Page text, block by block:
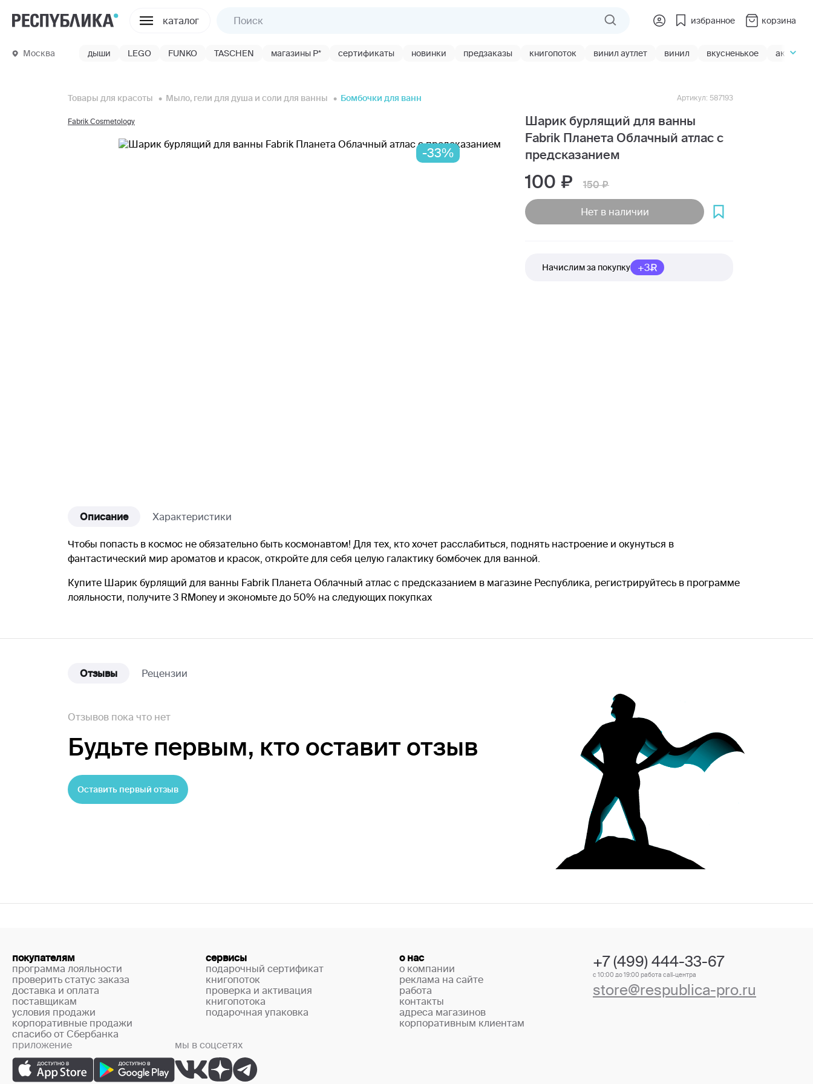
каталог избранное корзина
Москва дыши LEGO FUNKO TASCHEN магазины Р* сертификаты новинки предзаказы книгопоток винил аутлет винил вкусненькое акции
Товары для красоты Мыло, гели для душа и соли для ванны Бомбочки для ванн
-33%
Fabrik Cosmetology
Шарик бурлящий для ванны
Fabrik Планета Облачный атлас с
предсказанием
Артикул: 587193
100 150
Нет в наличии
Начислим за покупку +3
Описание Характеристики
Чтобы попасть в космос не обязательно быть космонавтом! Для тех, кто хочет расслабиться, поднять настроение и окунуться в
фантастический мир ароматов и красок, откройте для себя целую галактику бомбочек для ванной.
Купите Шарик бурлящий для ванны Fabrik Планета Облачный атлас с предсказанием в магазине Республика, регистрируйтесь в программе
лояльности, получите 3 RMoney и экономьте до 50% на следующих покупках
Отзывы Рецензии
Отзывов пока что нет
Будьте первым, кто оставит отзыв
Оставить первый отзыв
покупателям
программа лояльности
проверить статус заказа
доставка и оплата
поставщикам
условия продажи
корпоративные продажи
спасибо от Сбербанка
сервисы
подарочный сертификат
книгопоток
проверка и активация
книгопотока
подарочная упаковка
о нас
о компании
реклама на сайте
работа
контакты
адреса магазинов
корпоративным клиентам
+7 (499) 444-33-67
с 10:00 до 19:00 работа call-центра
store@respublica-pro.ru
приложение мы в соцсетях